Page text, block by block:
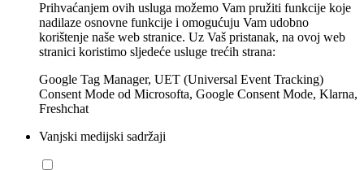
Prihvaćanjem ovih usluga možemo Vam pružiti funkcije koje
nadilaze osnovne funkcije i omogućuju Vam udobno
korištenje naše web stranice. Uz Vaš pristanak, na ovoj web
stranici koristimo sljedeće usluge trećih strana:
Google Tag Manager, UET (Universal Event Tracking)
Consent Mode od Microsofta, Google Consent Mode, Klarna,
Freshchat
Vanjski medijski sadržaji